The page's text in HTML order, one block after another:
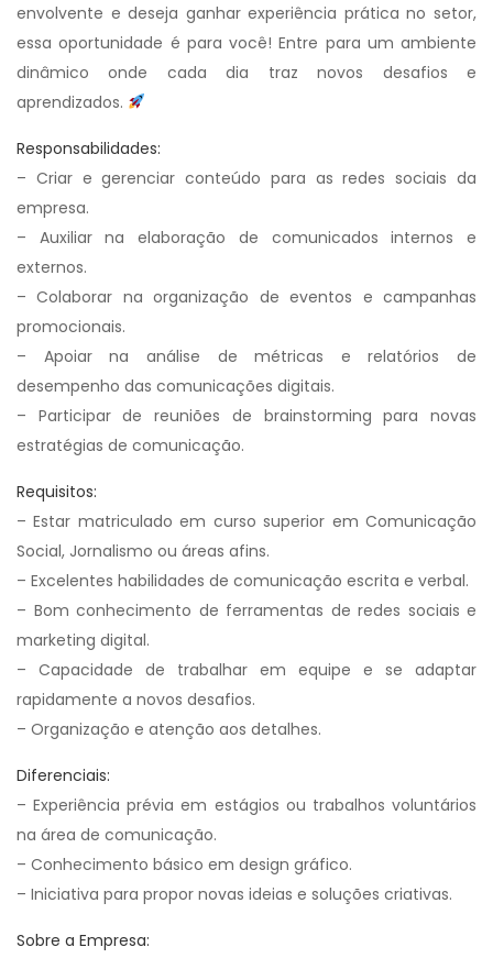
envolvente e deseja ganhar experiência prática no setor,
essa oportunidade é para você! Entre para um ambiente
dinâmico onde cada dia traz novos desafios e
aprendizados.
Responsabilidades:
– Criar e gerenciar conteúdo para as redes sociais da
empresa.
– Auxiliar na elaboração de comunicados internos e
externos.
– Colaborar na organização de eventos e campanhas
promocionais.
– Apoiar na análise de métricas e relatórios de
desempenho das comunicações digitais.
– Participar de reuniões de brainstorming para novas
estratégias de comunicação.
Requisitos:
– Estar matriculado em curso superior em Comunicação
Social, Jornalismo ou áreas afins.
– Excelentes habilidades de comunicação escrita e verbal.
– Bom conhecimento de ferramentas de redes sociais e
marketing digital.
– Capacidade de trabalhar em equipe e se adaptar
rapidamente a novos desafios.
– Organização e atenção aos detalhes.
Diferenciais:
– Experiência prévia em estágios ou trabalhos voluntários
na área de comunicação.
– Conhecimento básico em design gráfico.
– Iniciativa para propor novas ideias e soluções criativas.
Sobre a Empresa: